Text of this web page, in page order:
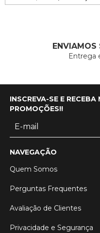
ENVIAMOS
Entrega
INSCREVA-SE E
PROMOÇÕES!!
NAVEGAÇÃO
Quem Somos
Perguntas Frequentes
Avaliação de Clientes
Privacidade e Segurança